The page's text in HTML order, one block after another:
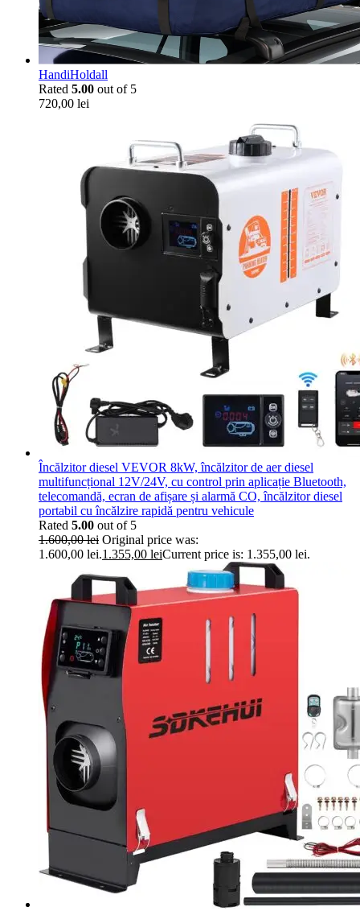
HandiHoldall
Rated 5.00 out of 5
720,00 lei
Încălzitor diesel VEVOR 8kW, încălzitor de aer diesel
multifuncțional 12V/24V, cu control prin aplicație Bluetooth,
telecomandă, ecran de afișare și alarmă CO, încălzitor diesel
portabil cu încălzire rapidă pentru vehicule
Rated 5.00 out of 5
1.600,00lei Original price was:
1.600,00 lei.1.355,00 leiCurrent price is: 1.355,00 lei.